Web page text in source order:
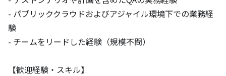
- パブリッククラウドおよびアジャイル環境下での業務経
験
- チームをリードした経験（規模不問）
【歓迎経験・スキル】